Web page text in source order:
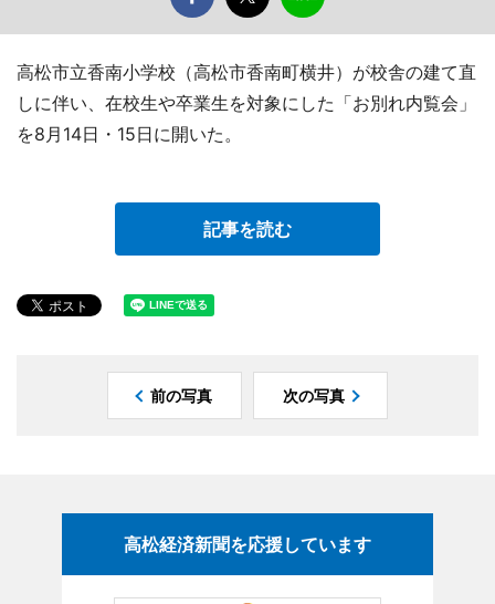
高松市立香南小学校（高松市香南町横井）が校舎の建て直
しに伴い、在校生や卒業生を対象にした「お別れ内覧会」
を8月14日・15日に開いた。
記事を読む
前の写真 次の写真
高松経済新聞を応援しています